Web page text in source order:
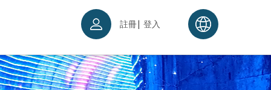
須知 入場須知
理念
註冊| 登入